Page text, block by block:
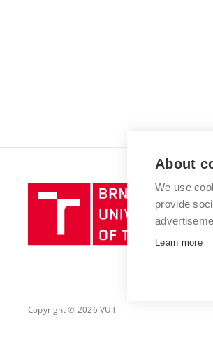
Copyright © 2026 VUT
About
We use
provide
Learn more